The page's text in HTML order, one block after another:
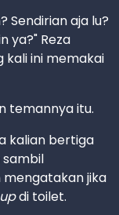
Sendirian aja lu?
ya?" Reza
kali ini memakai
temannya itu.
kalian bertiga
mengatakan jika
di toilet.